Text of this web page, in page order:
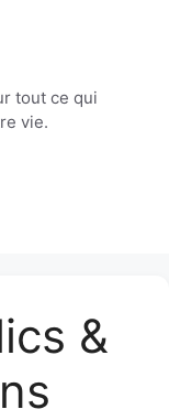
tout ce qui
vie.
&